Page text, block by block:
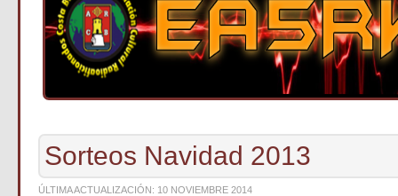
Sorteos Navidad 2013
ÚLTIMA ACTUALIZACIÓN: 10 NOVIEMBRE 2014